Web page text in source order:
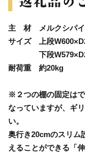
主 材 メルクシパイ
サイズ 上段
下段
耐荷重 約20kg
※２つの棚の固定は
なっていますが、ギ
い。
奥行き20cmのスリム
えることができる「